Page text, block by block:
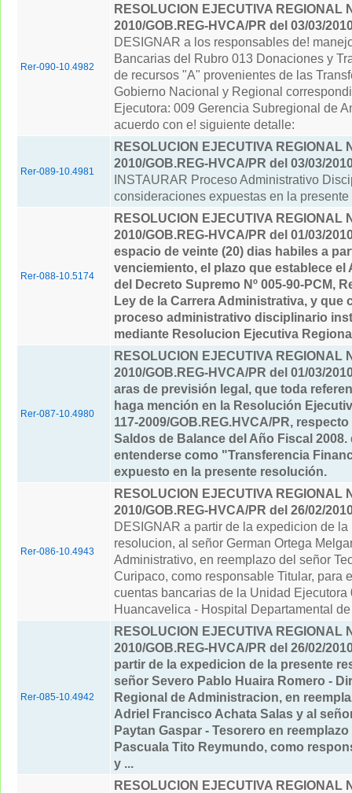
Rer-090-10.4982
RESOLUCION EJECUTIVA REGIONAL
2010/GOB.REG-HVCA/PR del 03/03/
DESIGNAR a los responsables de!
Bancarias del Rubro 013 Donaciones y
de recursos "A" provenientes de las
Gobierno Nacional y Regional
Ejecutora: 009 Gerencia Subregional de
acuerdo con e! siguiente detalle:
Rer-089-10.4981
RESOLUCION EJECUTIVA REGIONAL
2010/GOB.REG-HVCA/PR del 03/03/
INSTAURAR Proceso Administrativo
consideraciones expuestas en la
Rer-088-10.5174
RESOLUCION EJECUTIVA REGIONAL
2010/GOB.REG-HVCA/PR del 01/03/
espacio de veinte (20) dias habiles a
venciemiento, el plazo que establece el
del Decreto Supremo Nº 005-90-PCM,
Ley de la Carrera Administrativa, y que
proceso administrativo disciplinario
mediante Resolucion Ejecutiva
Rer-087-10.4980
RESOLUCION EJECUTIVA REGIONAL
2010/GOB.REG-HVCA/PR del 01/03/
aras de previsión legal, que toda
haga mención en la Resolución
117-2009/GOB.REG.HVCA/PR,
Saldos de Balance del Año Fiscal 2008.
entenderse como "Transferencia
expuesto en la presente resolución.
Rer-086-10.4943
RESOLUCION EJECUTIVA REGIONAL
2010/GOB.REG-HVCA/PR del 26/02/
DESIGNAR a partir de la expedicion de la
resolucion, al señor German Ortega
Administrativo, en reemplazo del señor
Curipaco, como responsable Titular, para
cuentas bancarias de la Unidad Ejecutora
Huancavelica - Hospital Departamental
Rer-085-10.4942
RESOLUCION EJECUTIVA REGIONAL
2010/GOB.REG-HVCA/PR del 26/02/
partir de la expedicion de la presente
señor Severo Pablo Huaira Romero -
Regional de Administracion, en
Adriel Francisco Achata Salas y al
Paytan Gaspar - Tesorero en
Pascuala Tito Reymundo, como
y ...
RESOLUCION EJECUTIVA REGIONAL